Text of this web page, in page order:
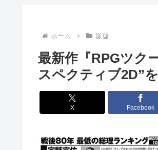
国税 ギャンブル脱税パパ活etc..
【悲報】開示請求が届いた…
【九州名物】鶏刺し食べた医師
【悲報】思春期の娘に「キモッ」
【悲報】中居正広「俺が来たこ
ホーム 嫌儲
最新作『RPGツク
スペクティブ2D”
X Facebook